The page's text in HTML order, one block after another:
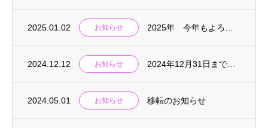
2025.01.02 お知らせ
2024.12.12 お知らせ
2024.05.01 お知らせ 移転のお知らせ